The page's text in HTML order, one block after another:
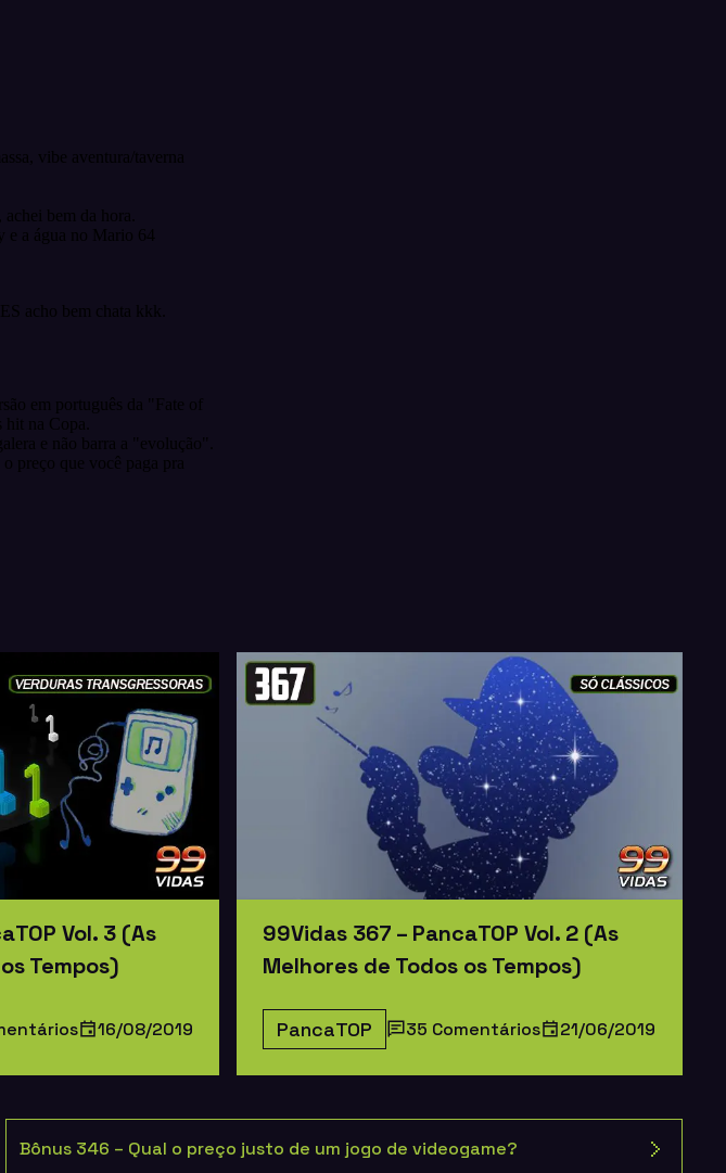
Vol. 3 (As
Tempos)
16/08/2019
99Vidas 367 – PancaTOP Vol. 2 (As
Melhores de Todos os Tempos)
PancaTOP 35 Comentários 21/06/2019
Bônus 346 – Qual o preço justo de um jogo de videogame?